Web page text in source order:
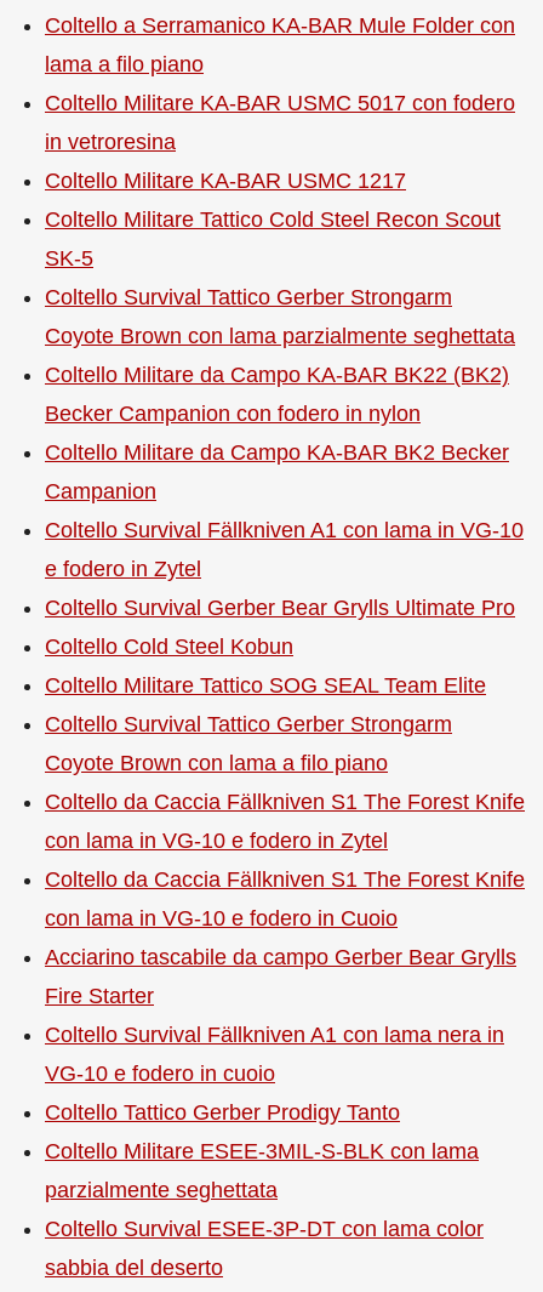
Coltello a Serramanico KA-BAR Mule Folder con
lama a filo piano
Coltello Militare KA-BAR USMC 5017 con fodero
in vetroresina
Coltello Militare KA-BAR USMC 1217
Coltello Militare Tattico Cold Steel Recon Scout
SK-5
Coltello Survival Tattico Gerber Strongarm
Coyote Brown con lama parzialmente seghettata
Coltello Militare da Campo KA-BAR BK22 (BK2)
Becker Campanion con fodero in nylon
Coltello Militare da Campo KA-BAR BK2 Becker
Campanion
Coltello Survival Fällkniven A1 con lama in VG-10
e fodero in Zytel
Coltello Survival Gerber Bear Grylls Ultimate Pro
Coltello Cold Steel Kobun
Coltello Militare Tattico SOG SEAL Team Elite
Coltello Survival Tattico Gerber Strongarm
Coyote Brown con lama a filo piano
Coltello da Caccia Fällkniven S1 The Forest Knife
con lama in VG-10 e fodero in Zytel
Coltello da Caccia Fällkniven S1 The Forest Knife
con lama in VG-10 e fodero in Cuoio
Acciarino tascabile da campo Gerber Bear Grylls
Fire Starter
Coltello Survival Fällkniven A1 con lama nera in
VG-10 e fodero in cuoio
Coltello Tattico Gerber Prodigy Tanto
Coltello Militare ESEE-3MIL-S-BLK con lama
parzialmente seghettata
Coltello Survival ESEE-3P-DT con lama color
sabbia del deserto